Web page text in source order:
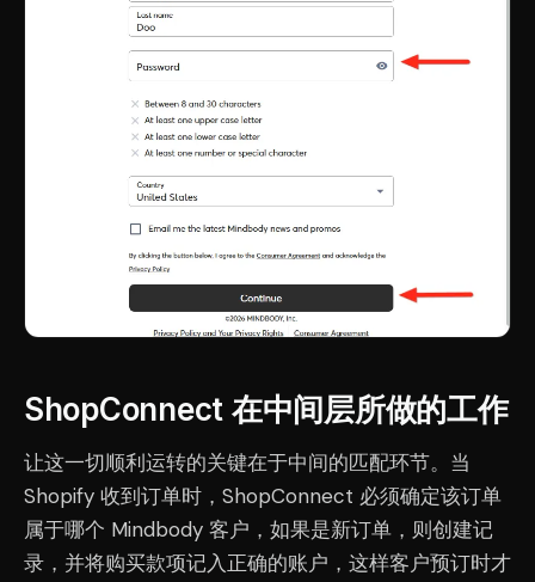
ShopConnect 在中间层所做的工作
让这一切顺利运转的关键在于中间的匹配环节。当
Shopify 收到订单时，ShopConnect 必须确定该订单
属于哪个 Mindbody 客户，如果是新订单，则创建记
录，并将购买款项记入正确的账户，这样客户预订时才